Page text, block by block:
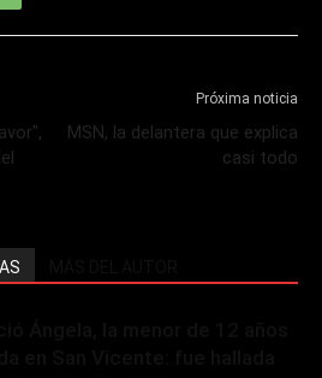
Próxima noticia
MSN, la delantera que explica
casi todo